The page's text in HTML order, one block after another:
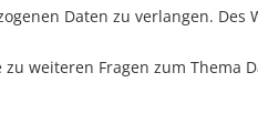
Daten zu verlangen.
zu weiteren Fragen zum Thema